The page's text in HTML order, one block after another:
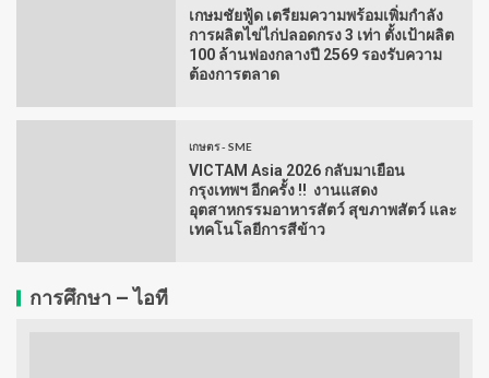
เกษมชัยฟู้ด เตรียมความพร้อมเพิ่มกำลัง
การผลิตไข่ไก่ปลอดกรง 3 เท่า ตั้งเป้าผลิต
100 ล้านฟองกลางปี 2569 รองรับความ
ต้องการตลาด
เกษตร - SME
VICTAM Asia 2026 กลับมาเยือน
กรุงเทพฯ อีกครั้ง !! งานแสดง
อุตสาหกรรมอาหารสัตว์ สุขภาพสัตว์ และ
เทคโนโลยีการสีข้าว
การศึกษา – ไอที